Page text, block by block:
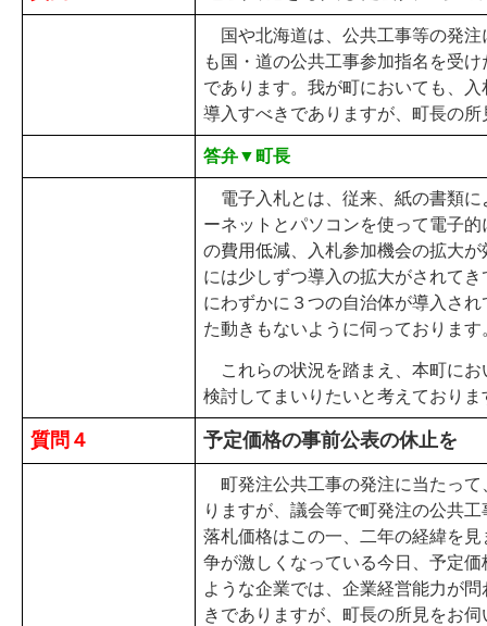
国や北海道は、公共工事等の発注
も国・道の公共工事参加指名を受
であります。我が町においても、
導入すべきでありますが、町長の
答弁▼町長
電子入札とは、従来、紙の書類に
ーネットとパソコンを使って電子
の費用低減、入札参加機会の拡大
には少しずつ導入の拡大がされて
にわずかに３つの自治体が導入さ
た動きもないように伺っております
これらの状況を踏まえ、本町にお
検討してまいりたいと考えておりま
質問４ 予定価格の事前公表の休止を
町発注公共工事の発注に当たって
りますが、議会等で町発注の公共
落札価格はこの一、二年の経緯を
争が激しくなっている今日、予定
ような企業では、企業経営能力が
きでありますが、町長の所見をお